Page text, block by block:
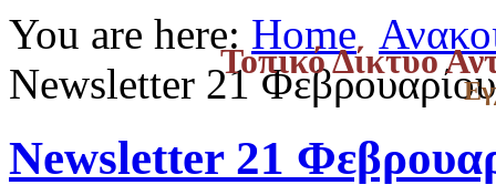
Τοπικό Δίκτυο
You are here: Home
Newsletter 21
Newsletter 21